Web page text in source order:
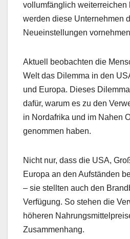
vollumfänglich weiterreichen
werden diese Unternehmen
Neueinstellungen
Aktuell beobachten die
Welt das Dilemma in den
und Europa. Dieses
dafür, warum es zu den
in Nordafrika und im Nahen
genommen haben.
Nicht nur, dass die USA,
Europa an den Aufständen
– sie stellten auch den
Verfügung. So stehen die
höheren
Zusammenhang.